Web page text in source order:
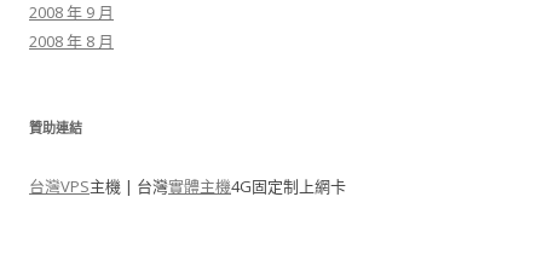
2008 年 9 月
2008 年 8 月
贊助連結
台灣VPS主機 | 台灣實體主機4G固定制上網卡